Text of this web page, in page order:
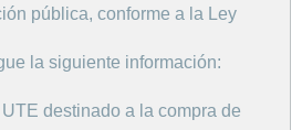
pública, conforme a la Ley
la siguiente información:
destinado a la compra de